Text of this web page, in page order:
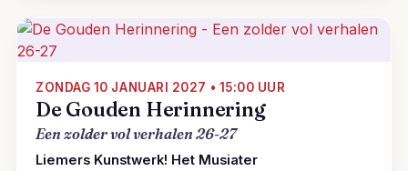
ZONDAG 10 JANUARI 2027 • 15:00 UUR
De Gouden Herinnering
Een zolder vol verhalen 26-27
Liemers Kunstwerk! Het Musiater